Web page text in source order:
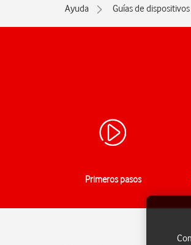
Ayuda Guías de dispositivos
Primeros pasos